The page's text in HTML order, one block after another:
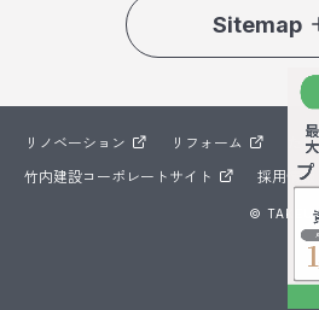
Sitemap
リノベーション リフォーム
た
竹内建設コーポレートサイト
採用情報
©